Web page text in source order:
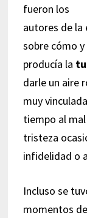
fueron los
autores de la
sobre cómo
producía la
darle un aire
muy
tiempo al
tristeza
infidelidad o
Incluso se
momentos de